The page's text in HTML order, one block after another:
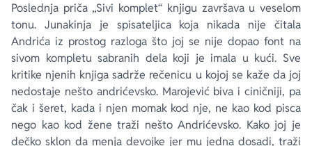
Poslednja priča „Sivi komplet“ knjigu završava u veselom
tonu. Junakinja je spisateljica koja nikada nije čitala
Andrića iz prostog razloga što joj se nije dopao font na
sivom kompletu sabranih dela koji je imala u kući. Sve
kritike njenih knjiga sadrže rečenicu u kojoj se kaže da joj
nedostaje nešto andrićevsko. Marojević biva i ciničniji, pa
čak i šeret, kada i njen momak kod nje, ne kao kod pisca
nego kao kod žene traži nešto Andrićevsko. Kako joj je
dečko sklon da menja devojke jer mu jedna dosadi, traži